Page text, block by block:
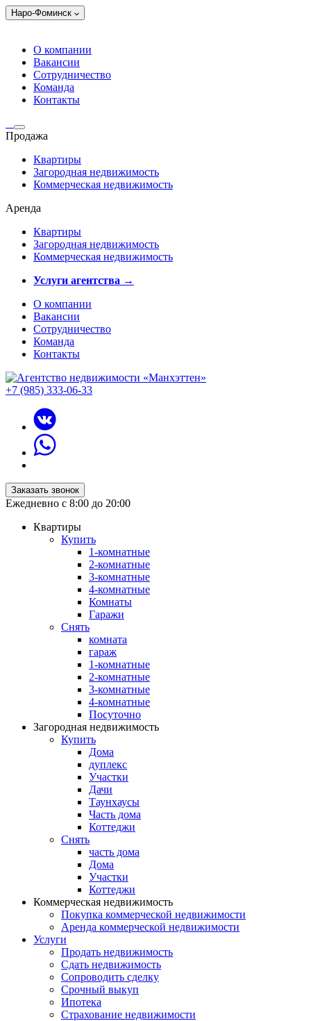
Наро-Фоминск
О компании
Вакансии
Сотрудничество
Команда
Контакты
Продажа
Квартиры
Загородная недвижимость
Коммерческая недвижимость
Аренда
Квартиры
Загородная недвижимость
Коммерческая недвижимость
Услуги агентства →
О компании
Вакансии
Сотрудничество
Команда
Контакты
+7 (985) 333-06-33
Заказать звонок
Ежедневно с 8:00 до 20:00
Квартиры
Купить
1-комнатные
2-комнатные
3-комнатные
4-комнатные
Комнаты
Гаражи
Снять
комната
гараж
1-комнатные
2-комнатные
3-комнатные
4-комнатные
Посуточно
Загородная недвижимость
Купить
Дома
дуплекс
Участки
Дачи
Таунхаусы
Часть дома
Коттеджи
Снять
часть дома
Дома
Участки
Коттеджи
Коммерческая недвижимость
Покупка коммерческой недвижимости
Аренда коммерческой недвижимости
Услуги
Продать недвижимость
Сдать недвижимость
Сопроводить сделку
Срочный выкуп
Ипотека
Страхование недвижимости